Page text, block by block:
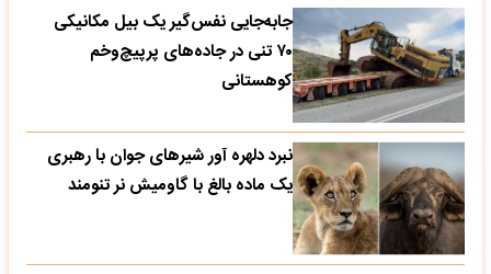
جابه‌جایی نفس‌گیر یک بیل مکانیکی
۷۰ تنی در جاده‌های پرپیچ‌وخم
کوهستانی
نبرد دلهره آور شیرهای جوان با رهبری
یک ماده بالغ با گاومیش نر تنومند